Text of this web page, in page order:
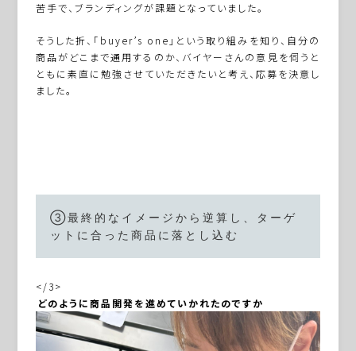
苦手で、ブランディングが課題となっていました。
そうした折、「buyer’s one」という取り組みを知り、自分の
商品がどこまで通用するのか、バイヤーさんの意見を伺うと
ともに素直に勉強させていただきたいと考え、応募を決意し
ました。
③最終的なイメージから逆算し、ターゲ
ットに合った商品に落とし込む
</3>
―――どのように商品開発を進めていかれたのですか